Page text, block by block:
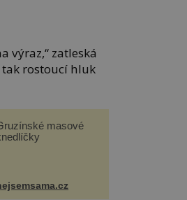
výraz,“ zatleská
rostoucí hluk
masové